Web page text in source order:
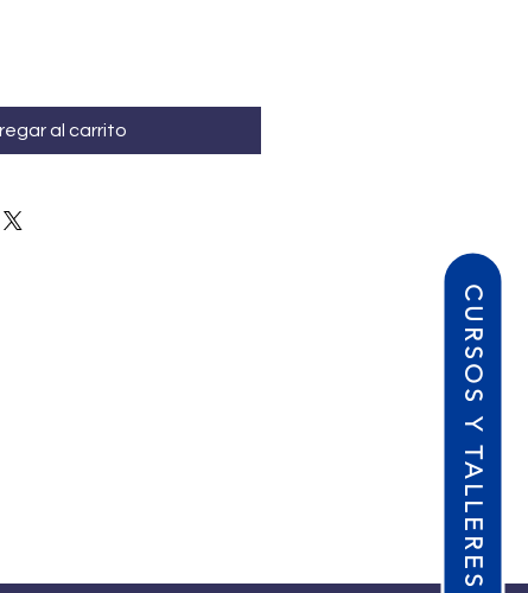
CURSOS Y TALLERES
al carrito